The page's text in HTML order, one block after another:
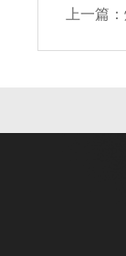
上一篇：